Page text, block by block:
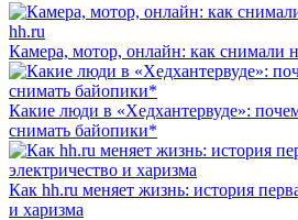
Камера, мотор, онлайн: как снимали
Какие люди в «Хедхантервуде»:
снимать байопики*
Как hh.ru меняет жизнь: история
и харизма